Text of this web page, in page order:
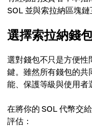
SOL 並與索拉納區塊鏈
選擇索拉納錢
選對錢包不只是方便性
鍵。雖然所有錢包的共
能、保護等級與使用者
在將你的 SOL 代幣交給
評估：